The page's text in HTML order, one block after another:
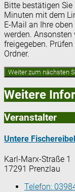
Bitte bestätigen
Minuten mit dem
E-Mail an Ihre
werden. Ansonsten
freigegeben.
Ordner.
Weitere
Veranstalter
Untere
Karl-Marx-Straße 1
17291 Prenzlau
Telefon: